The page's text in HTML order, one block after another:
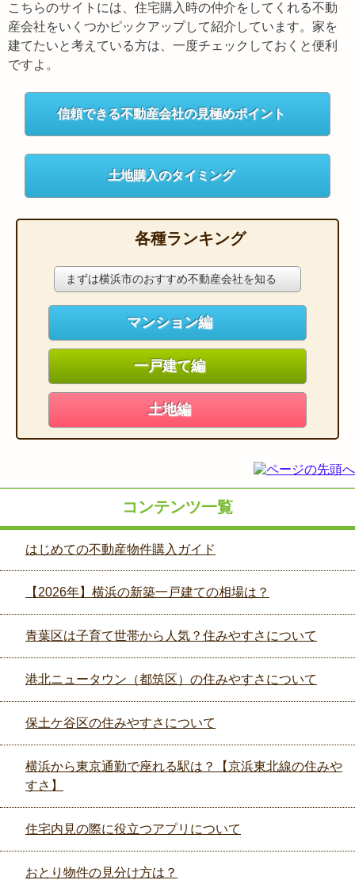
こちらのサイトには、住宅購入時の仲介をしてくれる不動
産会社をいくつかピックアップして紹介しています。家を
建てたいと考えている方は、一度チェックしておくと便利
ですよ。
信頼できる不動産会社の見極めポイント
土地購入のタイミング
各種ランキング
まずは横浜市のおすすめ不動産会社を知る
マンション編
一戸建て編
土地編
コンテンツ一覧
はじめての不動産物件購入ガイド
【2026年】横浜の新築一戸建ての相場は？
青葉区は子育て世帯から人気？住みやすさについて
港北ニュータウン（都筑区）の住みやすさについて
保土ケ谷区の住みやすさについて
横浜から東京通勤で座れる駅は？【京浜東北線の住みや
すさ】
住宅内見の際に役立つアプリについて
おとり物件の見分け方は？